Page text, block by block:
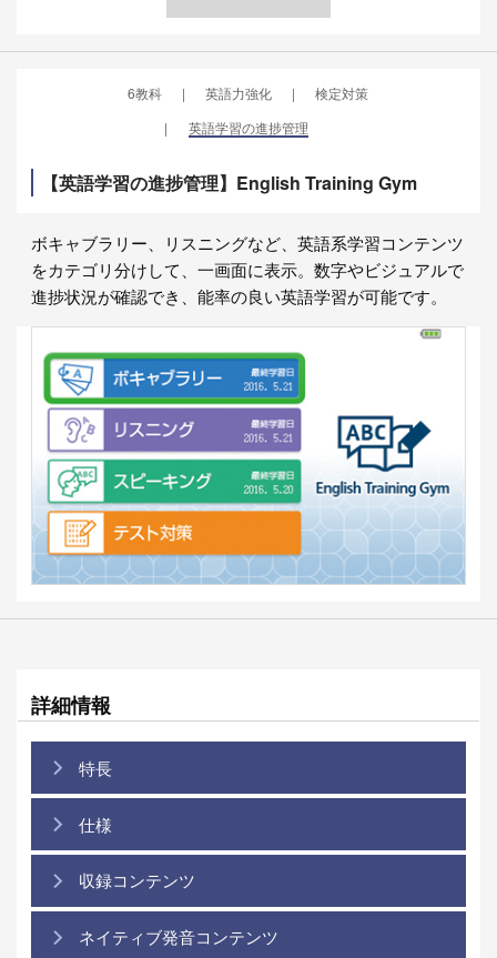
6教科 英語力強化
検定対策
英語学習の進捗管理
【英語学習の進捗管理】English Training Gym
ボキャブラリー、リスニングなど、英語系学習コンテンツ
をカテゴリ分けして、一画面に表示。数字やビジュアルで
進捗状況が確認でき、能率の良い英語学習が可能です。
詳細情報
特長
仕様
収録コンテンツ
ネイティブ発音コンテンツ